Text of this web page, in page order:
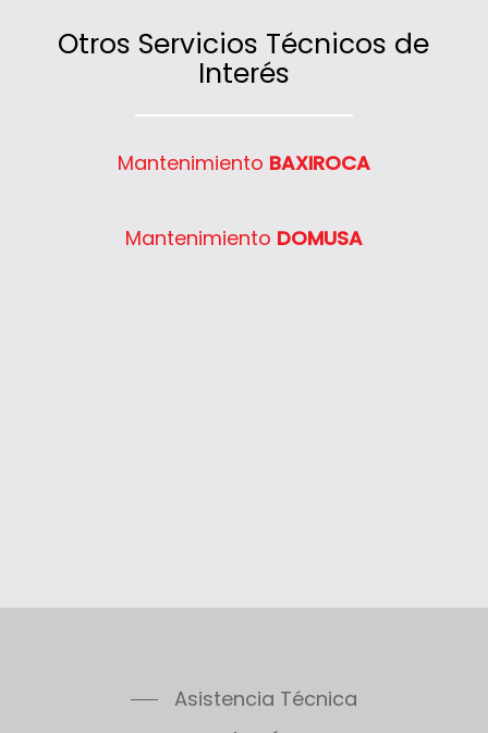
nuestro teléfono de atención al cliente.
Otros Servicios Técnicos de
Interés
Mantenimiento BAXIROCA
Mantenimiento DOMUSA
Asistencia Técnica